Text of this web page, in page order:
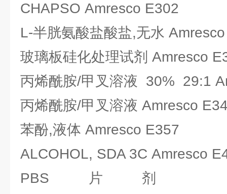
CHAPSO Amresco E302
L-半胱氨酸盐酸盐,无水
玻璃板硅化处理试剂 Amresco
丙烯酰胺/甲叉溶液 30% 29:1
丙烯酰胺/甲叉溶液 Amresco
苯酚,液体 Amresco E357
ALCOHOL, SDA 3C Amresco
PBS片剂